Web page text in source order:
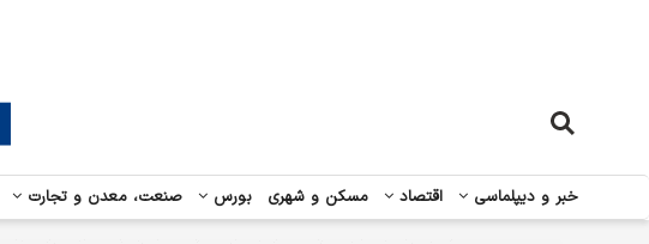
خبر و دیپلماسی اقتصاد مسکن و شهری بورس صنعت، معدن و تجارت